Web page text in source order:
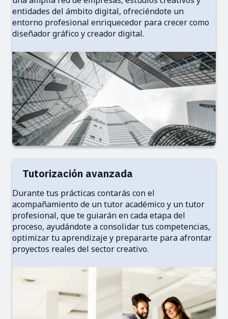
entidades del ámbito digital, ofreciéndote un
entorno profesional enriquecedor para crecer como
diseñador gráfico y creador digital.
Tutorización avanzada
Durante tus prácticas contarás con el
acompañamiento de un tutor académico y un tutor
profesional, que te guiarán en cada etapa del
proceso, ayudándote a consolidar tus competencias,
optimizar tu aprendizaje y prepararte para afrontar
proyectos reales del sector creativo.